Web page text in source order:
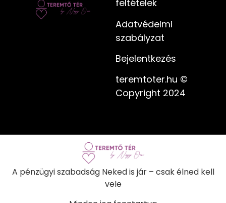
feltételek
Adatvédelmi
szabályzat
Bejelentkezés
teremtoter.hu ©
Copyright 2024
A pénzügyi szabadság Neked is jár – csak élned kell
vele